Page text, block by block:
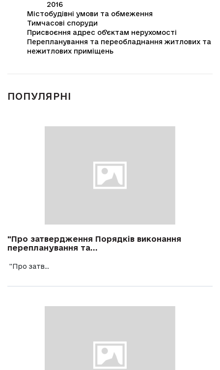
2016
Містобудівні умови та обмеження
Тимчасові споруди
Присвоєння адрес об'єктам нерухомості
Перепланування та переобладнання житлових та
нежитлових приміщень
ПОПУЛЯРНІ
"Про затвердження Порядків виконання
перепланування та...
"Про затв...